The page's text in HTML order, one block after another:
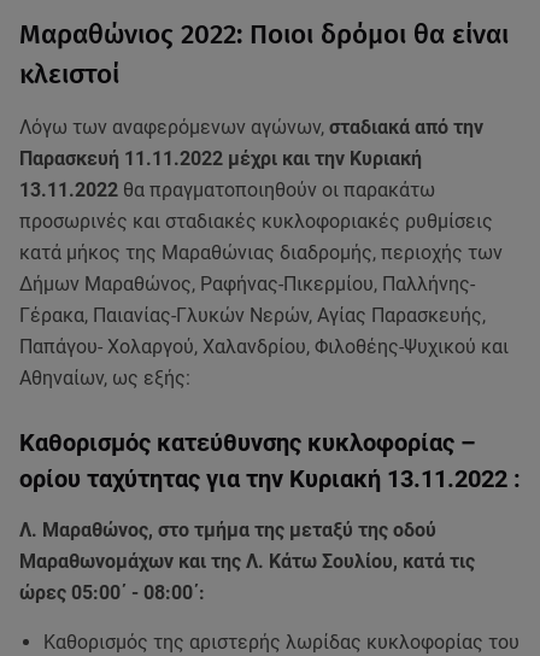
Μαραθώνιος 2022: Ποιοι δρόμοι θα είναι
κλειστοί
Λόγω των αναφερόμενων αγώνων, σταδιακά από την
Παρασκευή 11.11.2022 μέχρι και την Κυριακή
13.11.2022 θα πραγματοποιηθούν οι παρακάτω
προσωρινές και σταδιακές κυκλοφοριακές ρυθμίσεις
κατά μήκος της Μαραθώνιας διαδρομής, περιοχής των
Δήμων Μαραθώνος, Ραφήνας-Πικερμίου, Παλλήνης-
Γέρακα, Παιανίας-Γλυκών Νερών, Αγίας Παρασκευής,
Παπάγου- Χολαργού, Χαλανδρίου, Φιλοθέης-Ψυχικού και
Αθηναίων, ως εξής:
Καθορισμός κατεύθυνσης κυκλοφορίας –
ορίου ταχύτητας για την Κυριακή 13.11.2022 :
Λ. Μαραθώνος, στο τμήμα της μεταξύ της οδού
Μαραθωνομάχων και της Λ. Κάτω Σουλίου, κατά τις
ώρες 05:00΄ - 08:00΄:
Καθορισμός της αριστερής λωρίδας κυκλοφορίας του